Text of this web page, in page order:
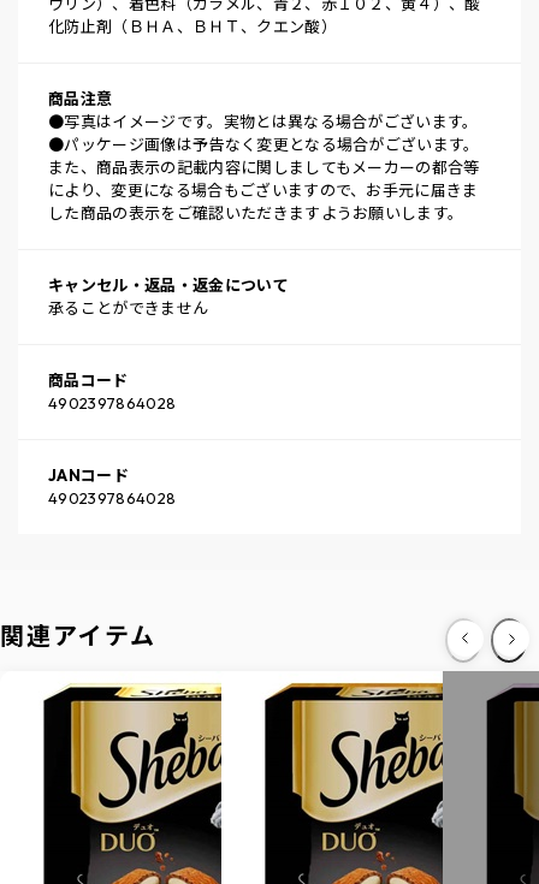
ウリン）、着色料（カラメル、青２、赤１０２、黄４）、酸
化防止剤（ＢＨＡ、ＢＨＴ、クエン酸）
商品注意
●写真はイメージです。実物とは異なる場合がございます。
●パッケージ画像は予告なく変更となる場合がございます。
また、商品表示の記載内容に関しましてもメーカーの都合等
により、変更になる場合もございますので、お手元に届きま
した商品の表示をご確認いただきますようお願いします。
キャンセル・返品・返金について
承ることができません
商品コード
4902397864028
JANコード
4902397864028
関連アイテム